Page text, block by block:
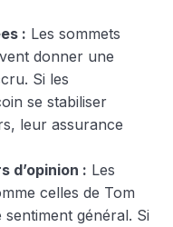
: Les sommets
donner une
Si les
se stabiliser
leur assurance
d’opinion : Les
celles de Tom
général. Si